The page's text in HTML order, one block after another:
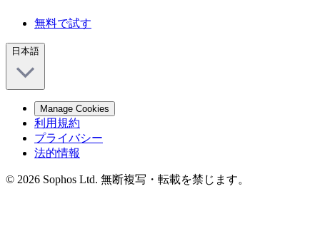
無料で試す
日本語
Manage Cookies
利用規約
プライバシー
法的情報
© 2026 Sophos Ltd. 無断複写・転載を禁じます。